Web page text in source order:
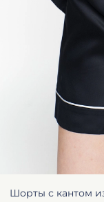
Шорты с кантом